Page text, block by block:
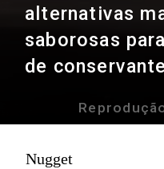
alternativas
saborosas
de
Nugget